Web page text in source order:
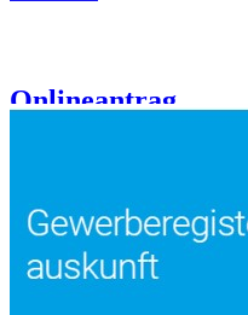
Onlineantrag...